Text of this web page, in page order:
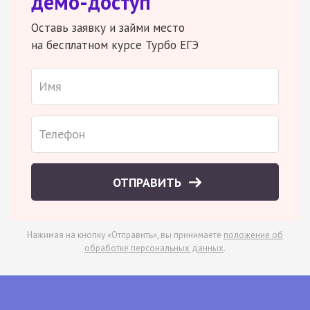
Оставь заявку и займи место
на бесплатном курсе Турбо ЕГЭ
ОТПРАВИТЬ
Нажимая на кнопку «Отправить», вы принимаете положение об
обработке персональных данных.